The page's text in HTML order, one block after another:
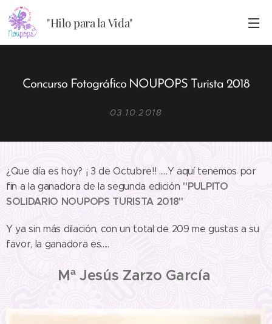
"Hilo para la Vida"
Concurso Fotográfico NOUPOPS Turista 2018
03.10.2018
¿Que día es hoy? ¡ 3 de Octubre!! .....Y aquí tenemos por
fin a la ganadora de la segunda edición "PULPITO
SOLIDARIO NOUPOPS TURISTA 2018"
Y ya sin más dilación, con un total de 209 me gustas a su
favor, la ganadora es.....
Mª Jesús Zarzo García